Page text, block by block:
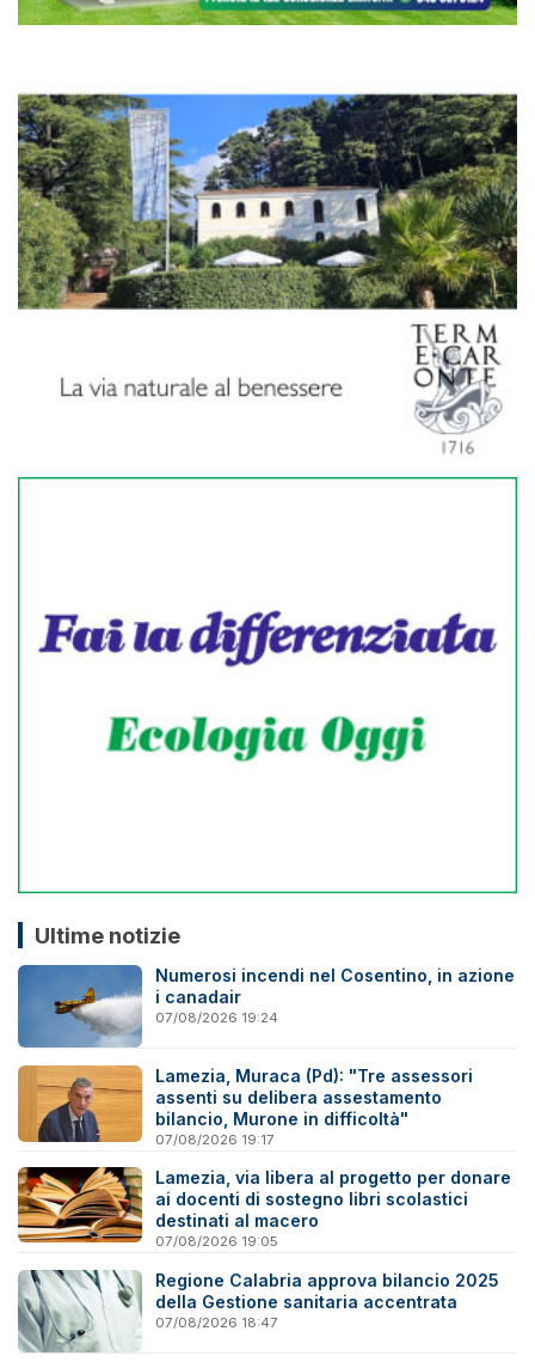
Ultime notizie
Numerosi incendi nel Cosentino, in azione
i canadair
07/08/2026 19:24
Lamezia, Muraca (Pd): "Tre assessori
assenti su delibera assestamento
bilancio, Murone in difficoltà"
07/08/2026 19:17
Lamezia, via libera al progetto per donare
ai docenti di sostegno libri scolastici
destinati al macero
07/08/2026 19:05
Regione Calabria approva bilancio 2025
della Gestione sanitaria accentrata
07/08/2026 18:47